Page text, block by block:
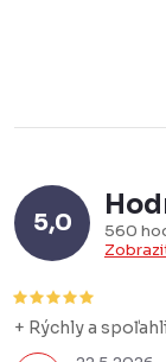
c
í
p
r
v
5,0
560
+ Rýchly a